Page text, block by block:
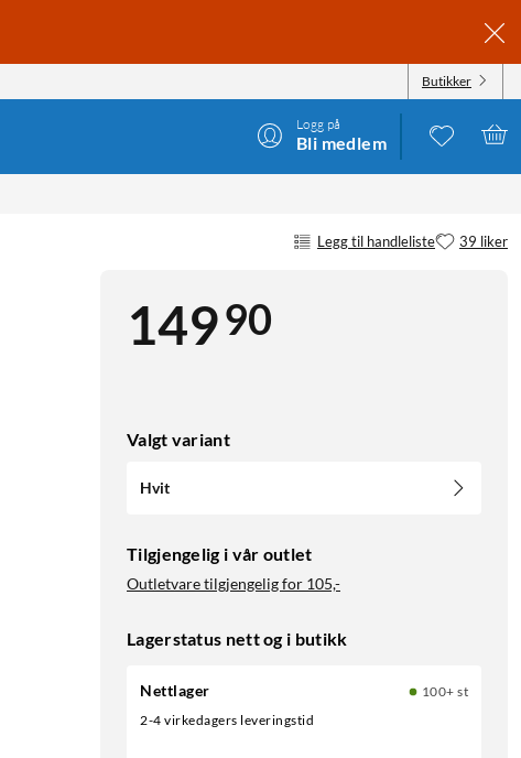
Butikker
Logg på
Bli medlem
Legg til handleliste 39 liker
14990
Valgt variant
Hvit
Tilgjengelig i vår outlet
Outletvare tilgjengelig for 105,-
Lagerstatus nett og i butikk
Nettlager
100+ st
2-4 virkedagers leveringstid